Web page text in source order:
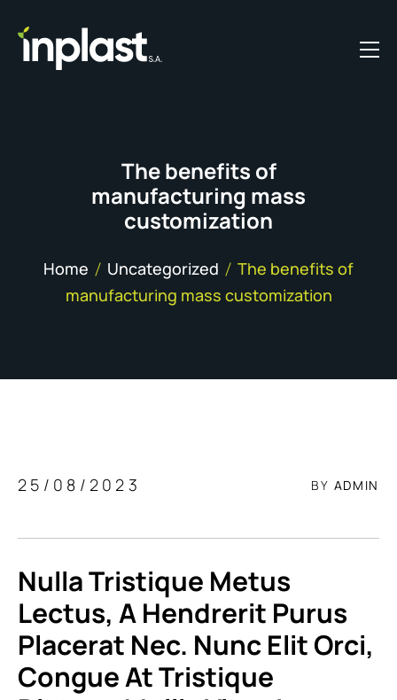
The benefits of
manufacturing mass
customization
Home Uncategorized
The benefits of
manufacturing mass customization
25/08/2023 BY ADMIN
Nulla Tristique Metus
Lectus, A Hendrerit Purus
Placerat Nec. Nunc Elit Orci,
Congue At Tristique